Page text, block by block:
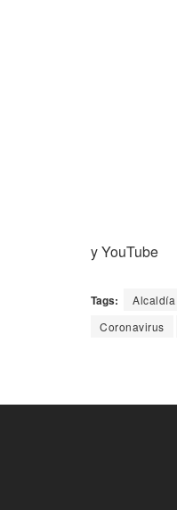
y YouTube
Tags: Alcaldía
Coronavirus